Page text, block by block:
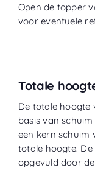
Open de topper
voor eventuele
Totale
De totale hoogte
basis van
een kern schuim
totale hoogte.
opgevuld door